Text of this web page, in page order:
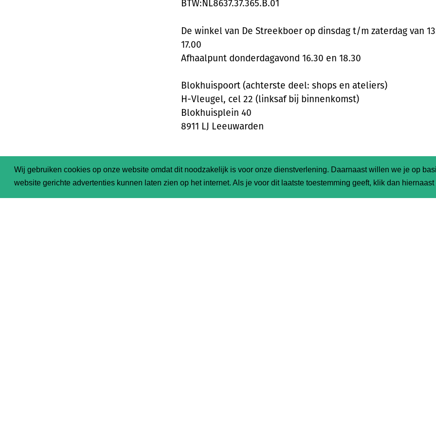
Wij gebruiken cookies op onze website omdat dit noodzakelijk is voor onze dienstverlening. Daarnaast willen we je op
website gerichte advertenties kunnen laten zien op het internet. Als je voor dit laatste toestemming geeft, klik dan hiernaast
BTW:NL8637.37.365.B.01
De winkel van De Streekboer op dinsdag t/m zaterdag van
17.00
Afhaalpunt donderdagavond 16.30 en 18.30
Blokhuispoort (achterste deel: shops en ateliers)
H-Vleugel, cel 22 (linksaf bij binnenkomst)
Blokhuisplein 40
8911 LJ Leeuwarden
NEEM CONTACT MET ONS OP